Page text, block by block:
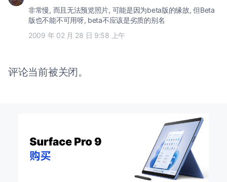
非常慢, 而且无法预览照片, 可能是因为beta版的缘故, 但Beta
版也不能不可用呀, beta不应该是劣质的别名
2009 年 02 月 28 日 9:58 上午
评论当前被关闭。